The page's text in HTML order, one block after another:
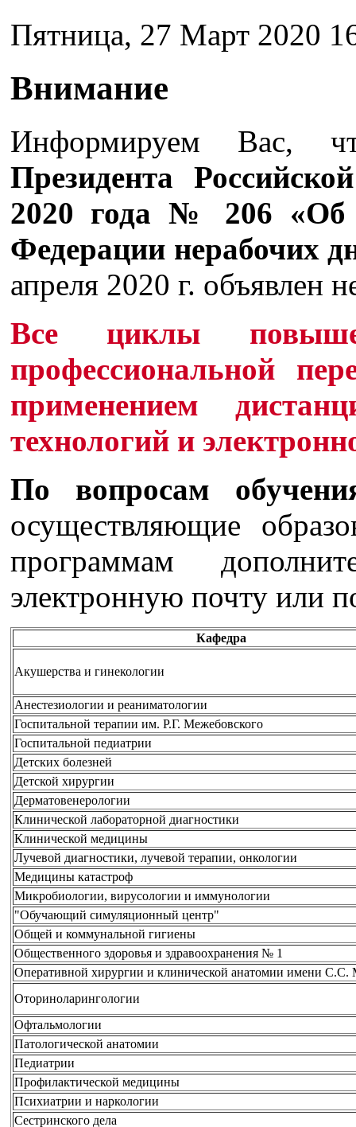
Пятница, 27 Март 2020
Внимание
Информируем Вас,
Президента
2020 года № 206 «Об
Федерации нерабочих
апреля 2020 г. объявлен
Все циклы
профессиональной
применением
технологий и
По вопросам
осуществляющие
программам
электронную почту или
Кафедра
Акушерства и гинекологии
Анестезиологии и реаниматологии
Госпитальной терапии им. Р.Г. Межебовского
Госпитальной педиатрии
Детских болезней
Детской хирургии
Дерматовенерологии
Клинической лабораторной диагностики
Клинической медицины
Лучевой диагностики, лучевой терапии, онкологии
Медицины катастроф
Микробиологии, вирусологии и иммунологии
"Обучающий симуляционный центр"
Общей и коммунальной гигиены
Общественного здоровья и здравоохранения № 1
Оперативной хирургии и клинической анатомии имени С.С.
Оториноларингологии
Офтальмологии
Патологической анатомии
Педиатрии
Профилактической медицины
Психиатрии и наркологии
Сестринского дела